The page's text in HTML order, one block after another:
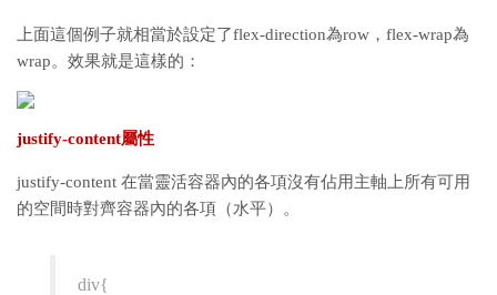
上面這個例子就相當於設定了flex-direction為row，flex-wrap為
wrap。效果就是這樣的：
justify-content屬性
justify-content 在當靈活容器內的各項沒有佔用主軸上所有可用
的空間時對齊容器內的各項（水平）。
div{